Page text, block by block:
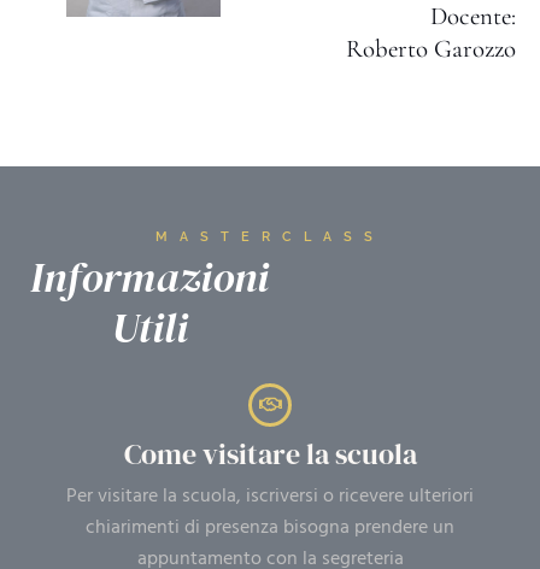
Docente:
Roberto Garozzo
MASTERCLASS
Informazioni
Utili
Come visitare la scuola
Per visitare la scuola, iscriversi o ricevere ulteriori
chiarimenti di presenza bisogna prendere un
appuntamento con la segreteria